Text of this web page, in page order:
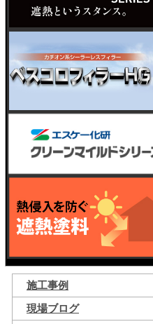
施工事例
現場ブログ